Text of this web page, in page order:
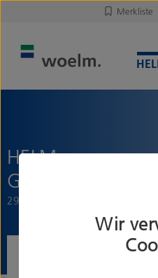
Wir
Merkliste
HELM
29 mm, für 12/12,76 mm ESG/